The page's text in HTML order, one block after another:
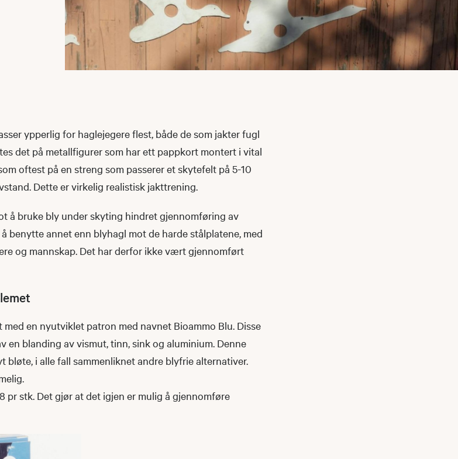
ypperlig for haglejegere flest, både de som jakter fugl
det på metallfigurer som har ett pappkort montert i vital
oftest på en streng som passerer et skytefelt på 5-10
Dette er virkelig realistisk jakttrening.
å bruke bly under skyting hindret gjennomføring av
benytte annet enn blyhagl mot de harde stålplatene, med
og mannskap. Det har derfor ikke vært gjennomført
en nyutviklet patron med navnet Bioammo Blu. Disse
en blanding av vismut, tinn, sink og aluminium. Denne
bløte, i alle fall sammenliknet andre blyfrie alternativer.
pr stk. Det gjør at det igjen er mulig å gjennomføre